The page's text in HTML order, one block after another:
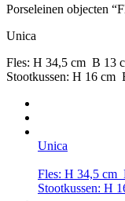
Porseleinen objecten
Unica
Fles: H 34,5 cm B 13
Stootkussen: H 16 cm
Unica
Fles: H 34,5 cm
Stootkussen: H